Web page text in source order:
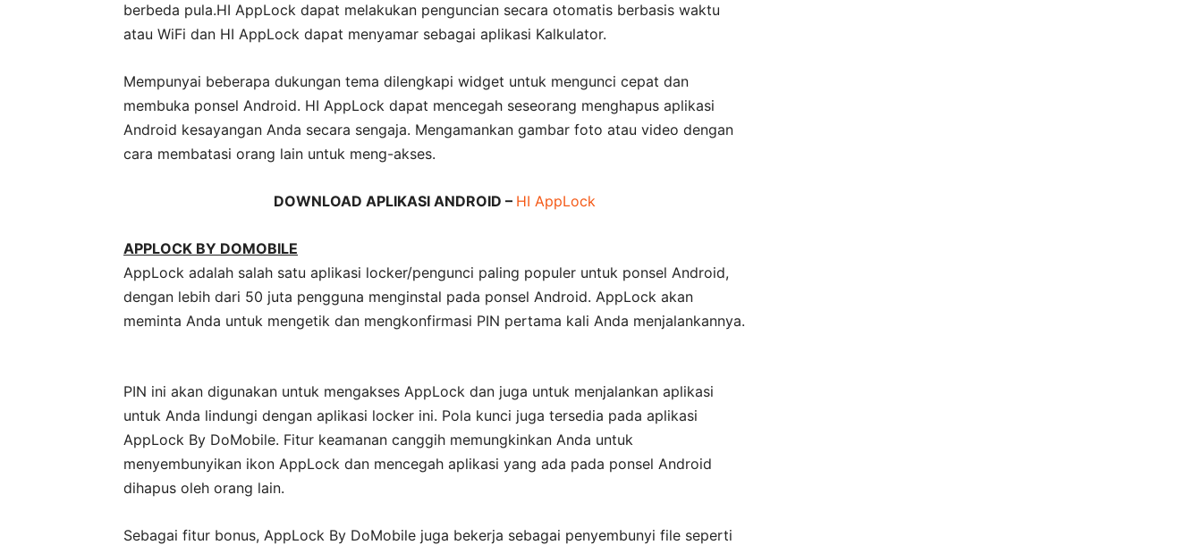
berbeda pula.HI AppLock dapat melakukan penguncian secara otomatis berbasis waktu
atau WiFi dan HI AppLock dapat menyamar sebagai aplikasi Kalkulator.
Mempunyai beberapa dukungan tema dilengkapi widget untuk mengunci cepat dan
membuka ponsel Android. HI AppLock dapat mencegah seseorang menghapus aplikasi
Android kesayangan Anda secara sengaja. Mengamankan gambar foto atau video dengan
cara membatasi orang lain untuk meng-akses.
DOWNLOAD APLIKASI ANDROID – HI AppLock
APPLOCK BY DOMOBILE
AppLock adalah salah satu aplikasi locker/pengunci paling populer untuk ponsel Android,
dengan lebih dari 50 juta pengguna menginstal pada ponsel Android. AppLock akan
meminta Anda untuk mengetik dan mengkonfirmasi PIN pertama kali Anda menjalankannya.
PIN ini akan digunakan untuk mengakses AppLock dan juga untuk menjalankan aplikasi
untuk Anda lindungi dengan aplikasi locker ini. Pola kunci juga tersedia pada aplikasi
AppLock By DoMobile. Fitur keamanan canggih memungkinkan Anda untuk
menyembunyikan ikon AppLock dan mencegah aplikasi yang ada pada ponsel Android
dihapus oleh orang lain.
Sebagai fitur bonus, AppLock By DoMobile juga bekerja sebagai penyembunyi file seperti